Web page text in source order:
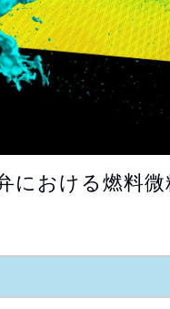
における燃料微